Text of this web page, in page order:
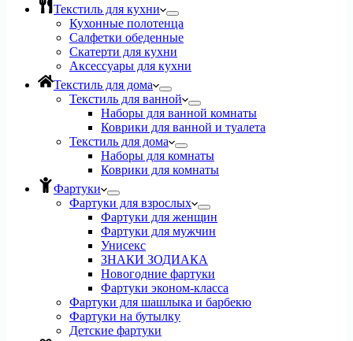
Текстиль для кухни
Кухонные полотенца
Салфетки обеденные
Скатерти для кухни
Аксессуары для кухни
Текстиль для дома
Текстиль для ванной
Наборы для ванной комнаты
Коврики для ванной и туалета
Текстиль для дома
Наборы для комнаты
Коврики для комнаты
Фартуки
Фартуки для взрослых
Фартуки для женщин
Фартуки для мужчин
Унисекс
ЗНАКИ ЗОДИАКА
Новогодние фартуки
Фартуки эконом-класса
Фартуки для шашлыка и барбекю
Фартуки на бутылку
Детские фартуки